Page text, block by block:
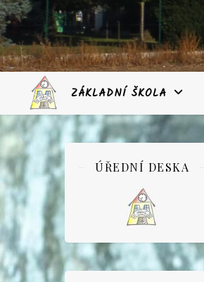
ZÁKLADNÍ ŠKOLA
ÚŘEDNÍ DESKA